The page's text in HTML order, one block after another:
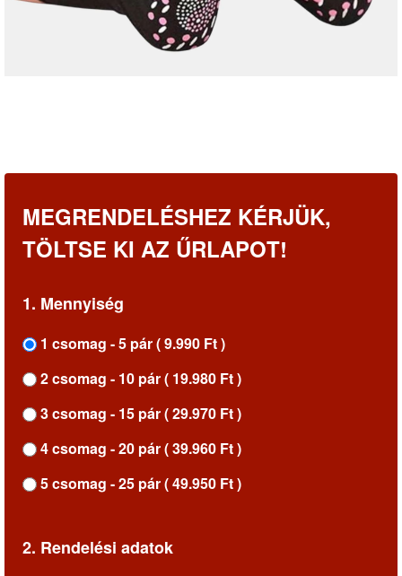
MEGRENDELÉSHEZ KÉRJÜK,
TÖLTSE KI AZ ŰRLAPOT!
1. Mennyiség
1 csomag - 5 pár ( 9.990 Ft )
2 csomag - 10 pár ( 19.980 Ft )
3 csomag - 15 pár ( 29.970 Ft )
4 csomag - 20 pár ( 39.960 Ft )
5 csomag - 25 pár ( 49.950 Ft )
2. Rendelési adatok